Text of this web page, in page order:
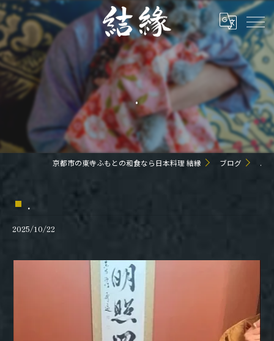
.
京都市の東寺ふもとの和食なら日本料理 結縁 ブログ .
.
2025/10/22